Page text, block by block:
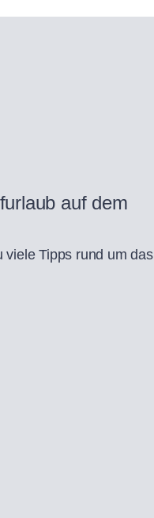
auf dem
Tipps rund um das